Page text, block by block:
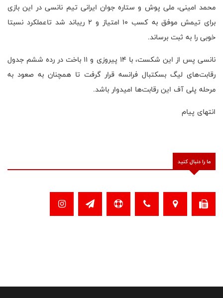
محمد امینی، ملی پوش و ستاره جوان ایرانی تیم نانسی در این بازی
برای تیمش موفق به کسب ۱۰ امتیاز و ۲ ریباند شد تاعملکرد نسبتا
خوبی را به ثبت برساند.
نانسی پس از این شکست، با ۱۴ پیروزی و ۱۱ باخت در رده ششم جدول
رقابت‌های لیگ بسکتبال فرانسه قرار گرفت تا همچنان به صعود به
مرحله پلی آف این رقابت‌ها امیدوار باشد.
انتهای پیام
ما را دنبال کنید